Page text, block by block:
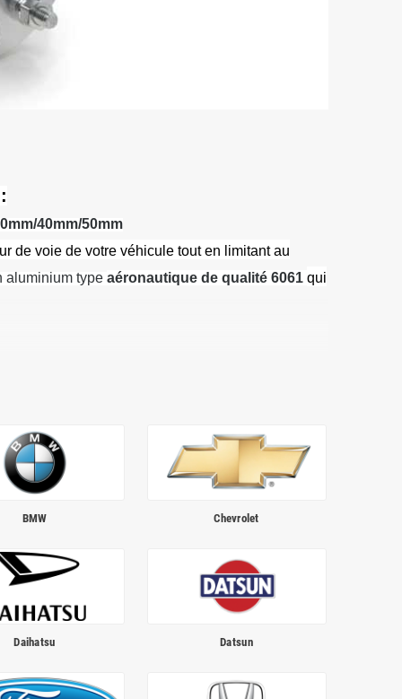
40mm/50mm
de voie de votre véhicule tout en limitant au
aluminium type aéronautique de qualité 6061 qui
BMW Chevrolet
Daihatsu Datsun